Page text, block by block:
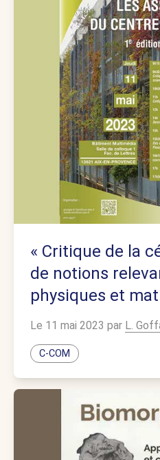
« Critique de la
de notions
physiques et
Le 11 mai 2023 par L.
C-COM